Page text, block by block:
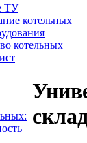
ТУ
котельных
котельных